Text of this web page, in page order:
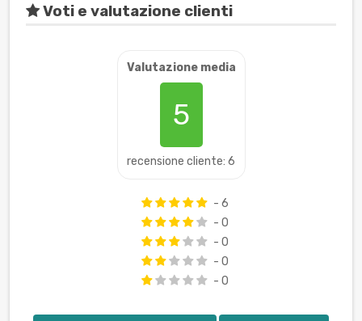
Voti e valutazione clienti
Valutazione media
5
recensione cliente: 6
- 6
- 0
- 0
- 0
- 0